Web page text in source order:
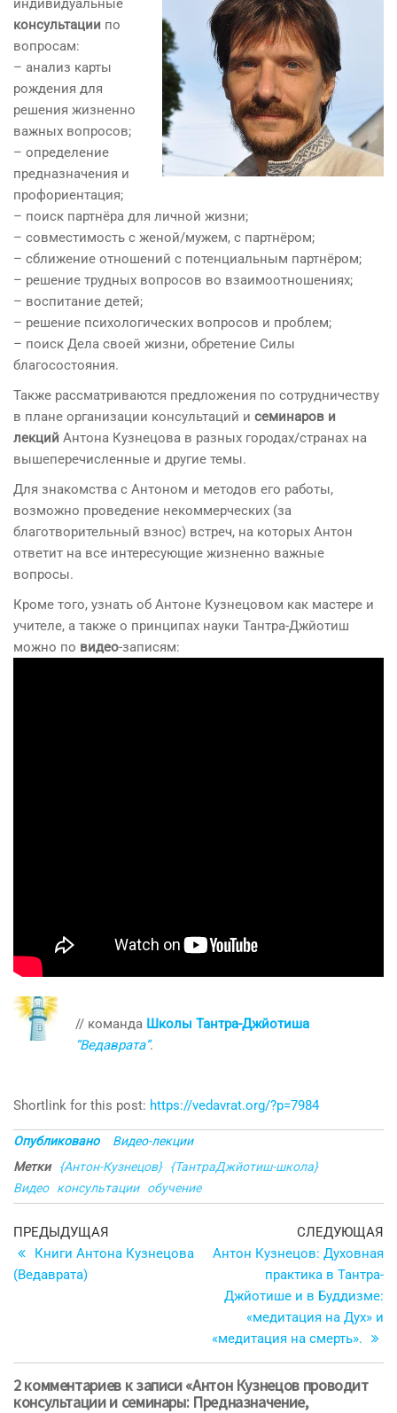
индивидуальные
консультации по
вопросам:
– анализ карты
рождения для
решения жизненно
важных вопросов;
– определение
предназначения и
профориентация;
– поиск партнёра для личной жизни;
– совместимость с женой/мужем, с партнёром;
– сближение отношений с потенциальным партнёром;
– решение трудных вопросов во взаимоотношениях;
– воспитание детей;
– решение психологических вопросов и проблем;
– поиск Дела своей жизни, обретение Силы
благосостояния.
Также рассматриваются предложения по сотрудничеству
в плане организации консультаций и семинаров и
лекций Антона Кузнецова в разных городах/странах на
вышеперечисленные и другие темы.
Для знакомства с Антоном и методов его работы,
возможно проведение некоммерческих (за
благотворительный взнос) встреч, на которых Антон
ответит на все интересующие жизненно важные
вопросы.
Кроме того, узнать об Антоне Кузнецовом как мастере и
учителе, а также о принципах науки Тантра-Джйотиш
можно по видео-записям:
// команда Школы Тантра-Джйотиша
“Ведаврата”.
Shortlink for this post: https://vedavrat.org/?p=7984
Опубликовано
Видео-лекции
Метки
{Антон-Кузнецов}
{ТантраДжйотиш-школа}
Видео
консультации обучение
Навигация
по
записям
Предыдущая
запись
ПРЕДЫДУЩАЯ
Книги Антона Кузнецова
(Ведаврата)
СЛЕДУЮЩАЯ
Антон Кузнецов: Духовная
практика в Тантра-
Джйотише и в Буддизме:
«медитация на Дух» и
«медитация на смерть».
2 комментариев к записи «Антон Кузнецов проводит
консультации и семинары: Предназначение,